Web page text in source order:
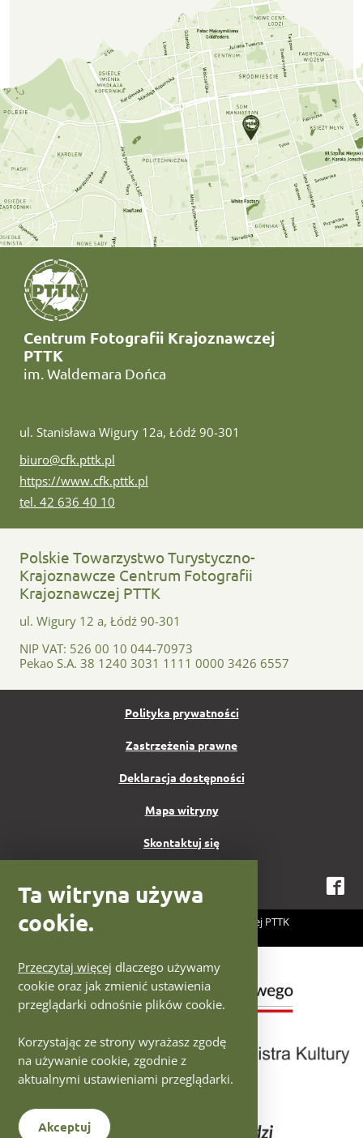
Ta witryna używa
cookie.
Przeczytaj więcej dlaczego używamy
cookie oraz jak zmienić ustawienia
przeglądarki odnośnie plików cookie.
Korzystając ze strony wyrażasz zgodę
na używanie cookie, zgodnie z
aktualnymi ustawieniami przeglądarki.
Akceptuj
Centrum Fotografii Krajoznawczej
PTTK
im. Waldemara Dońca
ul. Stanisława Wigury 12a, Łódź 90-301
e-mail:
biuro@cfk.pttk.pl
www:
https://www.cfk.pttk.pl
tel:
tel. 42 636 40 10
Polskie Towarzystwo Turystyczno-
Krajoznawcze Centrum Fotografii
Krajoznawczej PTTK
ul. Wigury 12 a, Łódź 90-301
NIP VAT: 526 00 10 044-70973
Pekao S.A. 38 1240 3031 1111 0000 3426 6557
Polityka prywatności
Zastrzeżenia prawne
Deklaracja dostępności
Mapa witryny
Skontaktuj się
2026 Centrum Fotografii Krajoznawczej PTTK